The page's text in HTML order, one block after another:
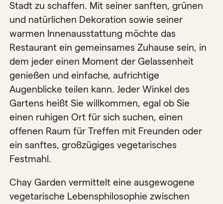
Stadt zu schaffen. Mit seiner sanften, grünen
und natürlichen Dekoration sowie seiner
warmen Innenausstattung möchte das
Restaurant ein gemeinsames Zuhause sein, in
dem jeder einen Moment der Gelassenheit
genießen und einfache, aufrichtige
Augenblicke teilen kann. Jeder Winkel des
Gartens heißt Sie willkommen, egal ob Sie
einen ruhigen Ort für sich suchen, einen
offenen Raum für Treffen mit Freunden oder
ein sanftes, großzügiges vegetarisches
Festmahl.
Chay Garden vermittelt eine ausgewogene
vegetarische Lebensphilosophie zwischen